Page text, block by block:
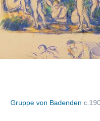
Gruppe von Badenden